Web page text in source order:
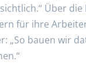
Über
für ihre
„So bauen wir